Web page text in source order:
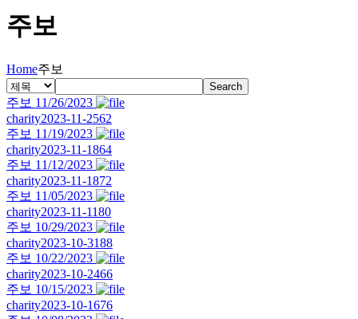
주보
Home주보
Search
주보 11/26/2023
charity2023-11-2562
주보 11/19/2023
charity2023-11-1864
주보 11/12/2023
charity2023-11-1872
주보 11/05/2023
charity2023-11-1180
주보 10/29/2023
charity2023-10-3188
주보 10/22/2023
charity2023-10-2466
주보 10/15/2023
charity2023-10-1676